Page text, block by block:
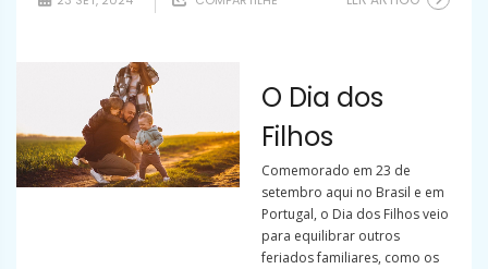
O Dia dos
Filhos
Comemorado em 23 de
setembro aqui no Brasil e em
Portugal, o Dia dos Filhos veio
para equilibrar outros
feriados familiares, como os